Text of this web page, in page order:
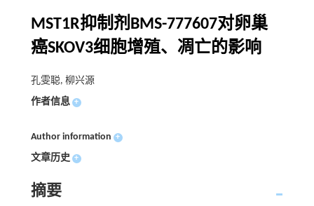
MST1R抑制剂BMS-777607对卵巢
癌SKOV3细胞增殖、凋亡的影响
孔雯聪, 柳兴源
作者信息 +
Author information +
文章历史 +
摘要